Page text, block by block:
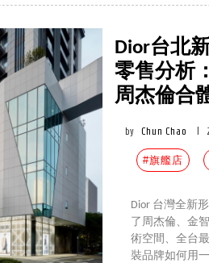
Dior台北
零售分析
周杰倫合
by Chun Chao
#旗艦店
Dior 台灣全新
了周杰倫、金
術空間、全台
裝品牌如何用